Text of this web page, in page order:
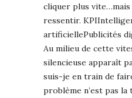
cliquer plus
ressentir.
artificiellePublicités
Au milieu de cette
silencieuse apparaît
suis-je en train de
problème n’est pas